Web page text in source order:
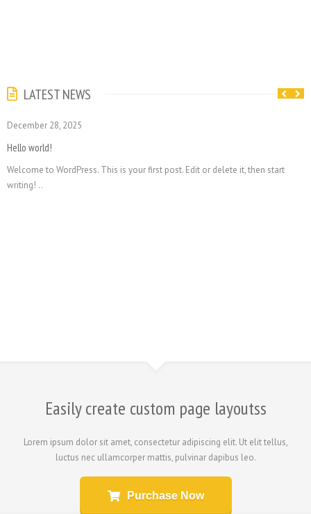
LATEST NEWS
December 28, 2025
Hello world!
Welcome to WordPress. This is your first post. Edit or delete it, then start
writing! ..
Easily create custom page layoutss
Lorem ipsum dolor sit amet, consectetur adipiscing elit. Ut elit tellus,
luctus nec ullamcorper mattis, pulvinar dapibus leo.
Purchase Now